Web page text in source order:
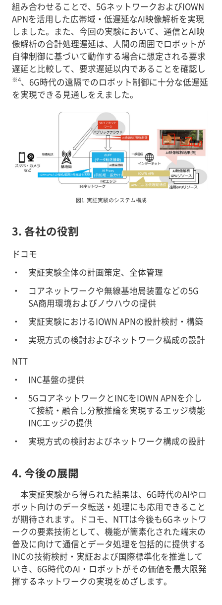
組み合わせることで、5GネットワークおよびIOWN
APNを活用した広帯域・低遅延なAI映像解析を実現
しました。また、今回の実験において、通信とAI映
像解析の合計処理遅延は、人間の周囲でロボットが
自律制御に基づいて動作する場合に想定される要求
遅延と比較して、要求遅延以内であることを確認し
※4、6G時代の遠隔でのロボット制御に十分な低遅延
を実現できる見通しをえました。
図1. 実証実験のシステム構成
3. 各社の役割
ドコモ
実証実験全体の計画策定、全体管理
コアネットワークや無線基地局装置などの5G
SA商用環境およびノウハウの提供
実証実験におけるIOWN APNの設計検討・構築
実現方式の検討およびネットワーク構成の設計
NTT
INC基盤の提供
5GコアネットワークとINCをIOWN APNを介し
て接続・融合し分散推論を実現するエッジ機能
INCエッジの提供
実現方式の検討およびネットワーク構成の設計
4. 今後の展開
本実証実験から得られた結果は、6G時代のAIやロ
ボット向けのデータ転送・処理にも応用できること
が期待されます。ドコモ、NTTは今後も6Gネットワ
ークの要素技術として、機能が簡素化された端末の
普及に向けて通信とデータ処理を包括的に提供する
INCの技術検討・実証および国際標準化を推進して
いき、6G時代のAI・ロボットがその価値を最大限発
揮するネットワークの実現をめざします。